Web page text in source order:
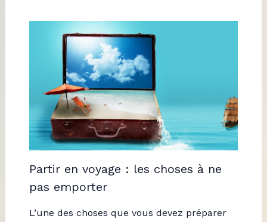
Partir en voyage : les choses à ne
pas emporter
L’une des choses que vous devez préparer